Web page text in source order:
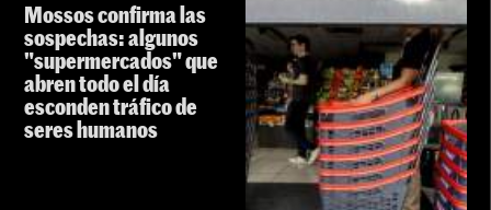
Mossos confirma las
sospechas: algunos
"supermercados" que
abren todo el día
esconden tráfico de
seres humanos